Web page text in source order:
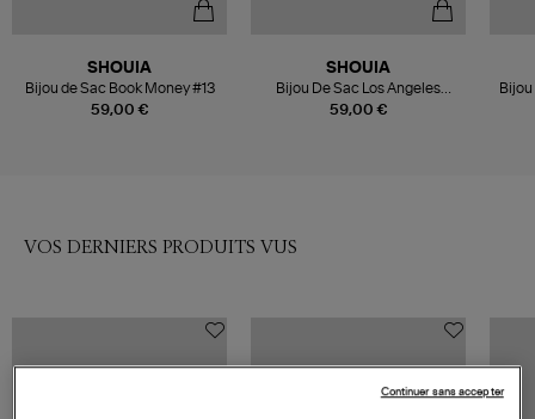
59,00 €
SHOUIA
Bijou de Sac Book Money #13
59,00 €
SHOUIA
Bijou De Sac Los Angeles
Green
VOS DERNIERS PRODUITS VUS
Continuer sans accepter